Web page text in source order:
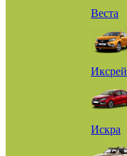
Веста
Иксрей
Искра